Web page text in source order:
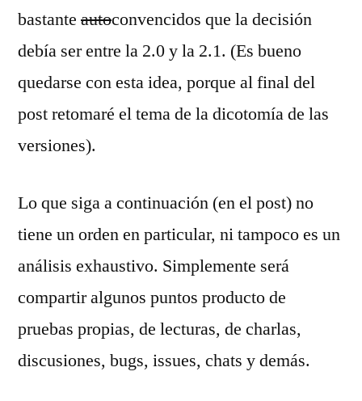
bastante autoconvencidos que la decisión
debía ser entre la 2.0 y la 2.1. (Es bueno
quedarse con esta idea, porque al final del
post retomaré el tema de la dicotomía de las
versiones).
Lo que siga a continuación (en el post) no
tiene un orden en particular, ni tampoco es un
análisis exhaustivo. Simplemente será
compartir algunos puntos producto de
pruebas propias, de lecturas, de charlas,
discusiones, bugs, issues, chats y demás.